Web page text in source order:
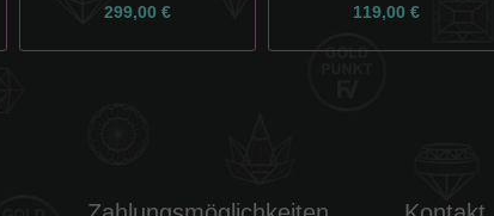
299,00 € 119,00 €